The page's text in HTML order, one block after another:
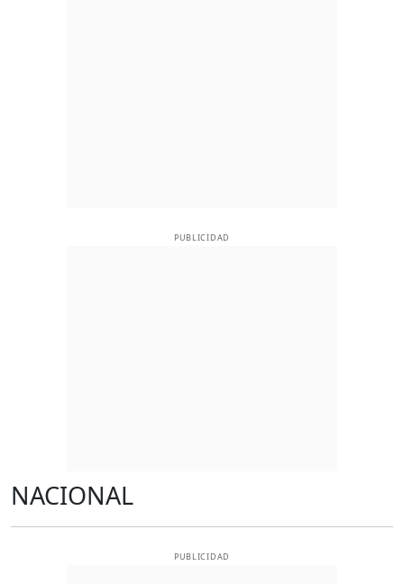
PUBLICIDAD
NACIONAL
PUBLICIDAD